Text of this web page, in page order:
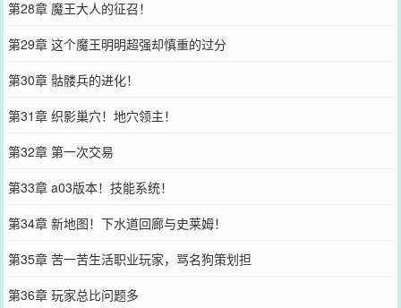
第28章 魔王大人的征召！
第29章 这个魔王明明超强却慎重的过分
第30章 骷髅兵的进化！
第31章 织影巢穴！地穴领主！
第32章 第一次交易
第33章 a03版本！技能系统！
第34章 新地图！下水道回廊与史莱姆！
第35章 苦一苦生活职业玩家，骂名狗策划担
第36章 玩家总比问题多